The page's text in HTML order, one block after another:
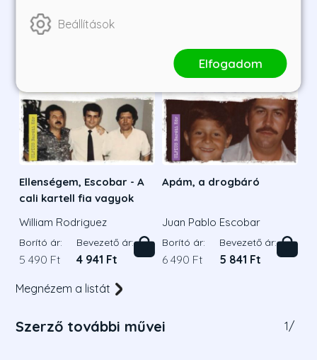
Ellenségem, Escobar - A
cali kartell fia vagyok
William Rodriguez
Borító ár:
5 490 Ft
Bevezető ár:
4 941 Ft
Apám, a drogbáró
Juan Pablo Escobar
Borító ár:
6 490 Ft
Bevezető ár:
5 841 Ft
Megnézem a listát
Szerző további művei 1/
Beállítások
Elfogadom